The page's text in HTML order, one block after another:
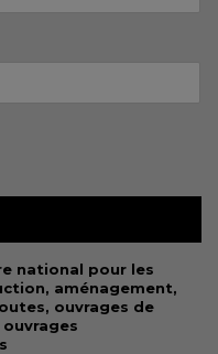
national pour les
aménagement,
ouvrages de